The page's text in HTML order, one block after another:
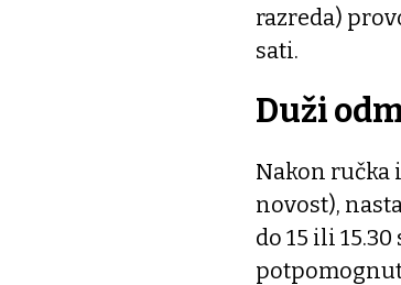
razreda)
sati.
Duži
Nakon ručka
novost),
do 15 ili